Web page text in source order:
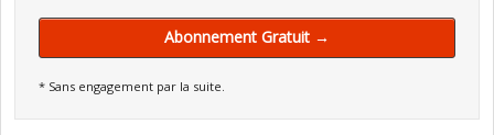
Abonnement Gratuit →
* Sans engagement par la suite.